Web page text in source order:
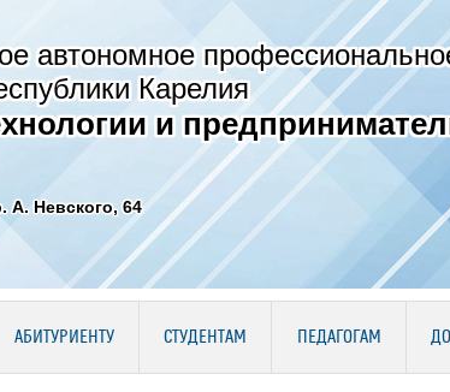
автономное
Карелия
и
А. Невского, 64
АБИТУРИЕНТУ СТУДЕНТАМ ПЕДАГОГАМ